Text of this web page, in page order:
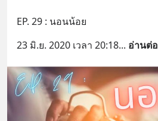
EP. 29 : นอนน้อย
23 มิ.ย. 2020 เวลา 20:18... อ่านต่อ